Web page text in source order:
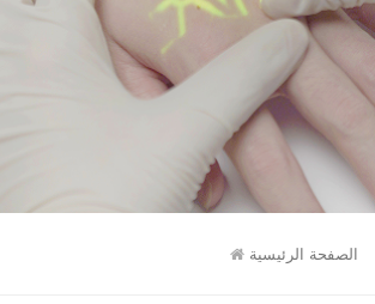
الصفحة الرئيسية